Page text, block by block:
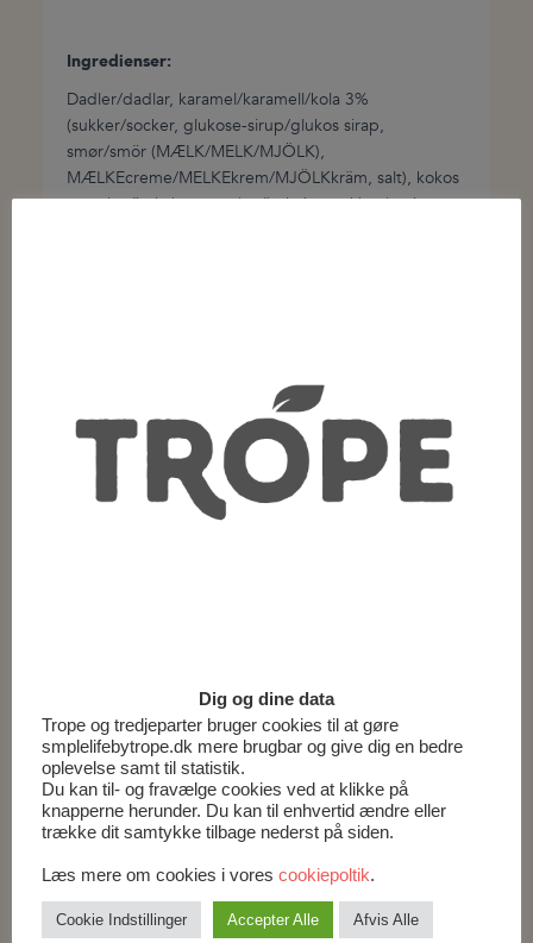
Ingredienser:
Dadler/dadlar, karamel/karamell/kola 3%
(sukker/socker, glukose-sirup/glukos sirap,
smør/smör (MÆLK/MELK/MJÖLK),
MÆLKEcreme/MELKEkrem/MJÖLKkräm, salt), kokos
smør/smör, kakaosmør/smör, kokos sukker/socker,
Tørt og ikke for varmt.
Nettovægt:
150g
Relaterede varer
Dig og dine data
Trope og tredjeparter bruger cookies til at gøre
smplelifebytrope.dk mere brugbar og give dig en bedre
oplevelse samt til statistik.
Du kan til- og fravælge cookies ved at klikke på
knapperne herunder. Du kan til enhvertid ændre eller
trække dit samtykke tilbage nederst på siden.
Læs mere om cookies i vores cookiepoltik.
Cookie Indstillinger Accepter Alle Afvis Alle